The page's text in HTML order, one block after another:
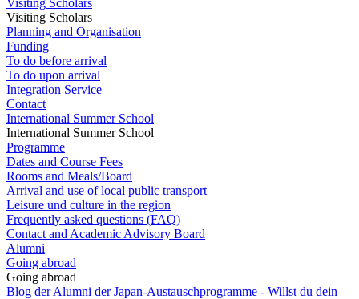
Visiting Scholars
Visiting Scholars
Planning and Organisation
Funding
To do before arrival
To do upon arrival
Integration Service
Contact
International Summer School
International Summer School
Programme
Dates and Course Fees
Rooms and Meals/Board
Arrival and use of local public transport
Leisure und culture in the region
Frequently asked questions (FAQ)
Contact and Academic Advisory Board
Alumni
Going abroad
Going abroad
Blog der Alumni der Japan-Austauschprogramme - Willst du dein